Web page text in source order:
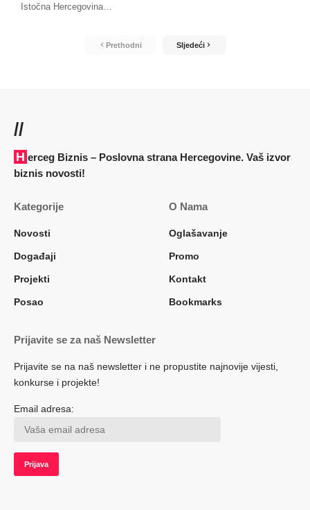
Istočna Hercegovina
Prethodni Sljedeći
//
Herceg Biznis – Poslovna strana Hercegovine. Vaš izvor
biznis novosti!
Kategorije
Novosti
Događaji
Projekti
Posao
O Nama
Oglašavanje
Promo
Kontakt
Bookmarks
Prijavite se za naš Newsletter
Prijavite se na naš newsletter i ne propustite najnovije vijesti,
konkurse i projekte!
Email adresa: